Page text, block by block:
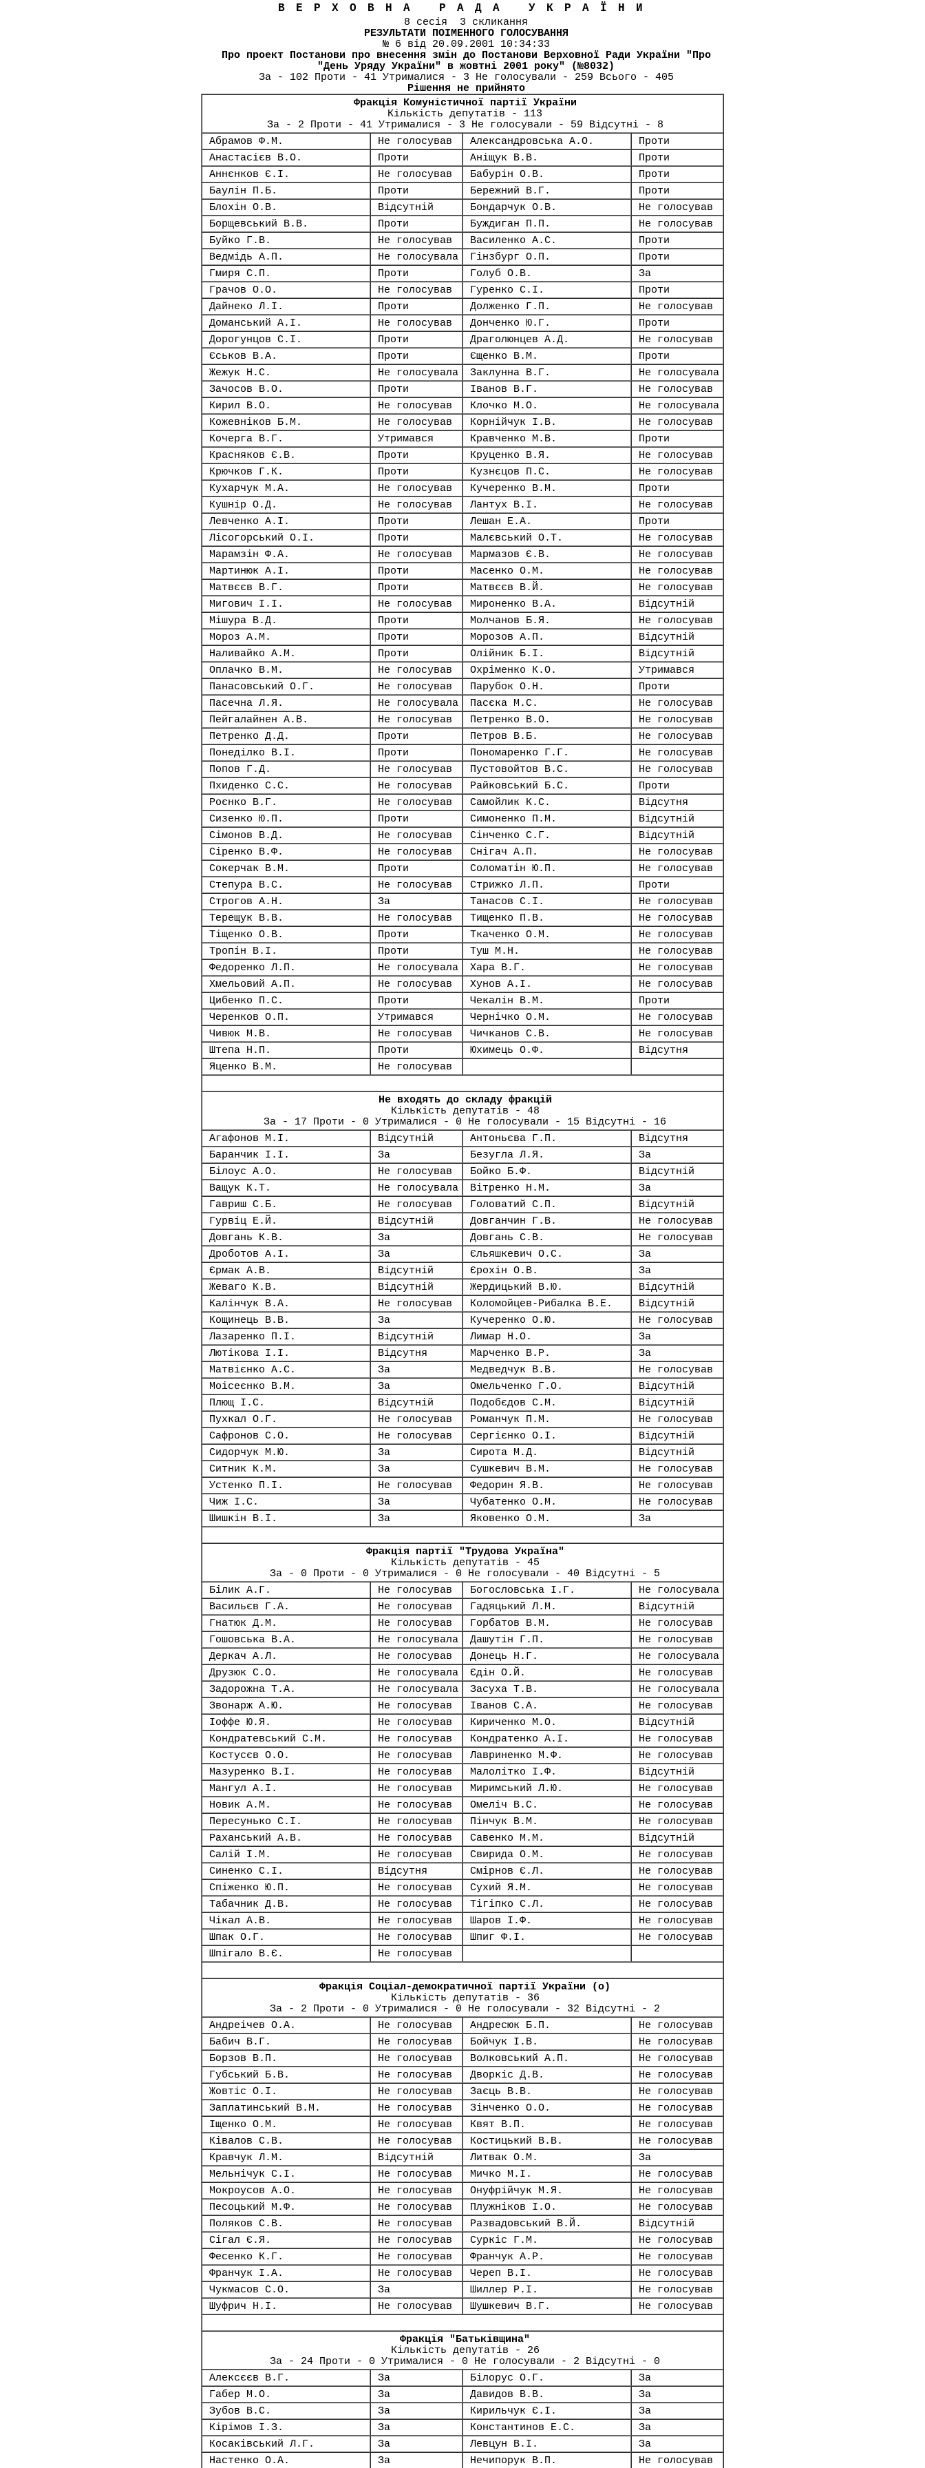
ВЕРХОВНА РАДА УКРАЇНИ
8 сесія 3 скликання
РЕЗУЛЬТАТИ ПОІМЕННОГО ГОЛОСУВАННЯ
№ 6 від 20.09.2001 10:34:33
Про проект Постанови про внесення змін до Постанови Верховної Ради України "Про
"День Уряду України" в жовтні 2001 року" (№8032)
За - 102 Проти - 41 Утрималися - 3 Не голосували - 259 Всього - 405
Рішення не прийнято
Фракція Комуністичної партії України
Кількість депутатів - 113
За - 2 Проти - 41 Утрималися - 3 Не голосували - 59 Відсутні - 8
Абрамов Ф.М.
Не голосував Александровська А.О.
Проти
Анастасієв В.О.
Проти Аніщук В.В.
Проти
Аннєнков Є.І.
Не голосував Бабурін О.В.
Проти
Баулін П.Б.
Проти Бережний В.Г.
Проти
Блохін О.В.
Відсутній Бондарчук О.В.
Не голосував
Борщевський В.В.
Проти Буждиган П.П.
Не голосував
Буйко Г.В.
Не голосував Василенко А.С.
Проти
Ведмідь А.П.
Не голосувала Гінзбург О.П.
Проти
Гмиря С.П.
Проти Голуб О.В.
За
Грачов О.О.
Не голосував Гуренко С.І.
Проти
Дайнеко Л.І.
Проти Долженко Г.П.
Не голосував
Доманський А.І.
Не голосував Донченко Ю.Г.
Проти
Дорогунцов С.І.
Проти Драголюнцев А.Д.
Не голосував
Єськов В.А.
Проти Єщенко В.М.
Проти
Жежук Н.С.
Не голосувала Заклунна В.Г.
Не голосувала
Зачосов В.О.
Проти Іванов В.Г.
Не голосував
Кирил В.О.
Не голосував Клочко М.О.
Не голосувала
Кожевніков Б.М.
Не голосував Корнійчук І.В.
Не голосував
Кочерга В.Г.
Утримався Кравченко М.В.
Проти
Красняков Є.В.
Проти Круценко В.Я.
Не голосував
Крючков Г.К.
Проти Кузнєцов П.С.
Не голосував
Кухарчук М.А.
Не голосував Кучеренко В.М.
Проти
Кушнір О.Д.
Не голосував Лантух В.І.
Не голосував
Левченко А.І.
Проти Лешан Е.А.
Проти
Лісогорський О.І.
Проти Малєвський О.Т.
Не голосував
Марамзін Ф.А.
Не голосував Мармазов Є.В.
Не голосував
Мартинюк А.І.
Проти Масенко О.М.
Не голосував
Матвєєв В.Г.
Проти Матвєєв В.Й.
Не голосував
Мигович І.І.
Не голосував Мироненко В.А.
Відсутній
Мішура В.Д.
Проти Молчанов Б.Я.
Не голосував
Мороз А.М.
Проти Морозов А.П.
Відсутній
Наливайко А.М.
Проти Олійник Б.І.
Відсутній
Оплачко В.М.
Не голосував Охріменко К.О.
Утримався
Панасовський О.Г.
Не голосував Парубок О.Н.
Проти
Пасечна Л.Я.
Не голосувала Пасєка М.С.
Не голосував
Пейгалайнен А.В.
Не голосував Петренко В.О.
Не голосував
Петренко Д.Д.
Проти Петров В.Б.
Не голосував
Понеділко В.І.
Проти Пономаренко Г.Г.
Не голосував
Попов Г.Д.
Не голосував Пустовойтов В.С.
Не голосував
Пхиденко С.С.
Не голосував Райковський Б.С.
Проти
Роєнко В.Г.
Не голосував Самойлик К.С.
Відсутня
Сизенко Ю.П.
Проти Симоненко П.М.
Відсутній
Сімонов В.Д.
Не голосував Сінченко С.Г.
Відсутній
Сіренко В.Ф.
Не голосував Снігач А.П.
Не голосував
Сокерчак В.М.
Проти Соломатін Ю.П.
Не голосував
Степура В.С.
Не голосував Стрижко Л.П.
Проти
Строгов А.Н.
За Танасов С.І.
Не голосував
Терещук В.В.
Не голосував Тищенко П.В.
Не голосував
Тіщенко О.В.
Проти Ткаченко О.М.
Не голосував
Тропін В.І.
Проти Туш М.Н.
Не голосував
Федоренко Л.П.
Не голосувала Хара В.Г.
Не голосував
Хмельовий А.П.
Не голосував Хунов А.І.
Не голосував
Цибенко П.С.
Проти Чекалін В.М.
Проти
Черенков О.П.
Утримався Чернічко О.М.
Не голосував
Чивюк М.В.
Не голосував Чичканов С.В.
Не голосував
Штепа Н.П.
Проти Юхимець О.Ф.
Відсутня
Яценко В.М.
Не голосував
Не входять до складу фракцій
Кількість депутатів - 48
За - 17 Проти - 0 Утрималися - 0 Не голосували - 15 Відсутні - 16
Агафонов М.І.
Відсутній Антоньєва Г.П.
Відсутня
Баранчик І.І.
За Безугла Л.Я.
За
Білоус А.О.
Не голосував Бойко Б.Ф.
Відсутній
Ващук К.Т.
Не голосувала Вітренко Н.М.
За
Гавриш С.Б.
Не голосував Головатий С.П.
Відсутній
Гурвіц Е.Й.
Відсутній Довганчин Г.В.
Не голосував
Довгань К.В.
За Довгань С.В.
Не голосував
Дроботов А.І.
За Єльяшкевич О.С.
За
Єрмак А.В.
Відсутній Єрохін О.В.
За
Жеваго К.В.
Відсутній Жердицький В.Ю.
Відсутній
Калінчук В.А.
Не голосував Коломойцев-Рибалка В.Е.
Відсутній
Кощинець В.В.
За Кучеренко О.Ю.
Не голосував
Лазаренко П.І.
Відсутній Лимар Н.О.
За
Лютікова І.І.
Відсутня Марченко В.Р.
За
Матвієнко А.С.
За Медведчук В.В.
Не голосував
Моісеєнко В.М.
За Омельченко Г.О.
Відсутній
Плющ І.С.
Відсутній Подобєдов С.М.
Відсутній
Пухкал О.Г.
Не голосував Романчук П.М.
Не голосував
Сафронов С.О.
Не голосував Сергієнко О.І.
Відсутній
Сидорчук М.Ю.
За Сирота М.Д.
Відсутній
Ситник К.М.
За Сушкевич В.М.
Не голосував
Устенко П.І.
Не голосував Федорин Я.В.
Не голосував
Чиж І.С.
За Чубатенко О.М.
Не голосував
Шишкін В.І.
За Яковенко О.М. За
Фракція партії "Трудова Україна"
Кількість депутатів - 45
За - 0 Проти - 0 Утрималися - 0 Не голосували - 40 Відсутні - 5
Білик А.Г.
Не голосував Богословська І.Г.
Не голосувала
Васильєв Г.А.
Не голосував Гадяцький Л.М.
Відсутній
Гнатюк Д.М.
Не голосував Горбатов В.М.
Не голосував
Гошовська В.А.
Не голосувала Дашутін Г.П.
Не голосував
Деркач А.Л.
Не голосував Донець Н.Г.
Не голосувала
Друзюк С.О.
Не голосувала Єдін О.Й.
Не голосував
Задорожна Т.А.
Не голосувала Засуха Т.В.
Не голосувала
Звонарж А.Ю.
Не голосував Іванов С.А.
Не голосував
Іоффе Ю.Я.
Не голосував Кириченко М.О.
Відсутній
Кондратевський С.М.
Не голосував Кондратенко А.І.
Не голосував
Костусєв О.О.
Не голосував Лавриненко М.Ф.
Не голосував
Мазуренко В.І.
Не голосував Малолітко І.Ф.
Відсутній
Мангул А.І.
Не голосував Миримський Л.Ю.
Не голосував
Новик А.М.
Не голосував Омеліч В.С.
Не голосував
Пересунько С.І.
Не голосував Пінчук В.М.
Не голосував
Раханський А.В.
Не голосував Савенко М.М.
Відсутній
Салій І.М.
Не голосував Свирида О.М.
Не голосував
Синенко С.І.
Відсутня Смірнов Є.Л.
Не голосував
Спіженко Ю.П.
Не голосував Сухий Я.М.
Не голосував
Табачник Д.В.
Не голосував Тігіпко С.Л.
Не голосував
Чікал А.В.
Не голосував Шаров І.Ф.
Не голосував
Шпак О.Г.
Не голосував Шпиг Ф.І.
Не голосував
Шпігало В.Є.
Не голосував
Фракція Соціал-демократичної партії України (о)
Кількість депутатів - 36
За - 2 Проти - 0 Утрималися - 0 Не голосували - 32 Відсутні - 2
Андреічев О.А.
Не голосував Андресюк Б.П.
Не голосував
Бабич В.Г.
Не голосував Бойчук І.В.
Не голосував
Борзов В.П.
Не голосував Волковський А.П.
Не голосував
Губський Б.В.
Не голосував Дворкіс Д.В.
Не голосував
Жовтіс О.І.
Не голосував Заєць В.В.
Не голосував
Заплатинський В.М.
Не голосував Зінченко О.О.
Не голосував
Іщенко О.М.
Не голосував Квят В.П.
Не голосував
Ківалов С.В.
Не голосував Костицький В.В.
Не голосував
Кравчук Л.М.
Відсутній Литвак О.М.
За
Мельнічук С.І.
Не голосував Мичко М.І.
Не голосував
Мокроусов А.О.
Не голосував Онуфрійчук М.Я.
Не голосував
Песоцький М.Ф.
Не голосував Плужніков І.О.
Не голосував
Поляков С.В.
Не голосував Развадовський В.Й.
Відсутній
Сігал Є.Я.
Не голосував Суркіс Г.М.
Не голосував
Фесенко К.Г.
Не голосував Франчук А.Р.
Не голосував
Франчук І.А.
Не голосував Череп В.І.
Не голосував
Чукмасов С.О.
За Шиллер Р.І.
Не голосував
Шуфрич Н.І.
Не голосував Шушкевич В.Г. Не голосував
Фракція "Батьківщина"
Кількість депутатів - 26
За - 24 Проти - 0 Утрималися - 0 Не голосували - 2 Відсутні - 0
Алексєєв В.Г.
За Білорус О.Г.
За
Габер М.О.
За Давидов В.В.
За
Зубов В.С.
За Кирильчук Є.І.
За
Кірімов І.З.
За Константинов Е.С.
За
Косаківський Л.Г.
За Левцун В.І.
За
Настенко О.А.
За Нечипорук В.П. Не голосував